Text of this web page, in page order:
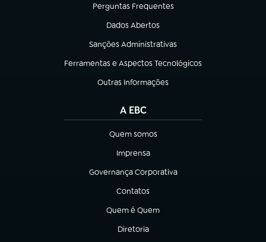
Perguntas Frequentes
(abre em nova aba)
Dados Abertos
(abre em nova aba)
Sanções Administrativas
(abre em nova aba)
Ferramentas e Aspectos Tecnológicos
(abre em nova aba)
Outras Informações
(abre em nova aba)
A EBC
Quem somos
(abre em nova aba)
Imprensa
(abre em nova aba)
Governança Corporativa
(abre em nova aba)
Contatos
(abre em nova aba)
Quem é Quem
(abre em nova aba)
Diretoria
(abre em nova aba)